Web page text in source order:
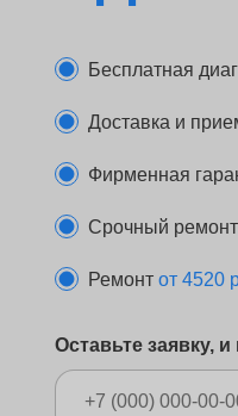
Бесплатная
Доставка и
Фирменная
Срочный ремонт
Ремонт от 4520
Оставьте заявку,